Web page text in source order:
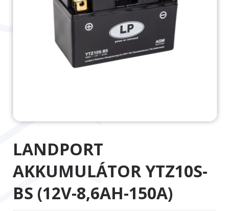
LANDPORT
AKKUMULÁTOR YTZ10S-
BS (12V-8,6AH-150A)